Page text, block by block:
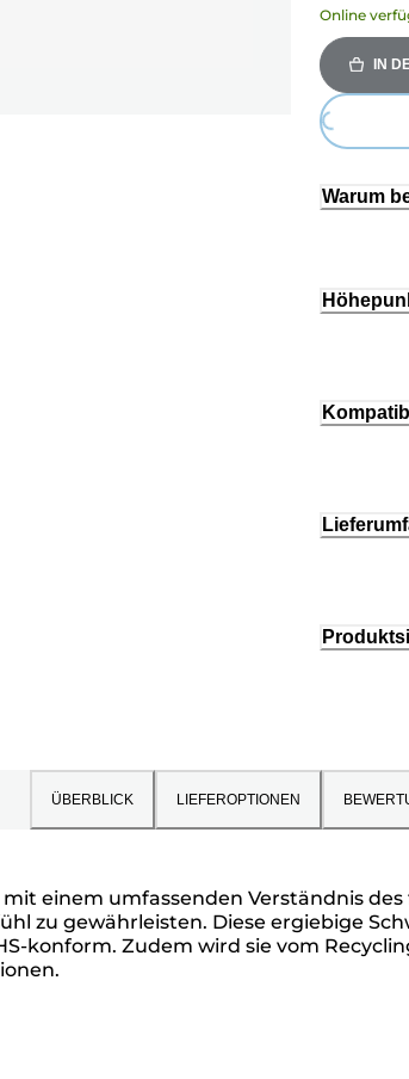
Online
IN
Warum
ÜBERBLICK LIEFEROPTIONEN
einem umfassenden Verständnis
zu gewährleisten. Diese ergiebige
konform. Zudem wird sie vom